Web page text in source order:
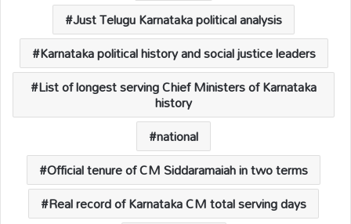
Just Telugu Karnataka political analysis
Karnataka political history and social justice leaders
List of longest serving Chief Ministers of Karnataka
history
national
Official tenure of CM Siddaramaiah in two terms
Real record of Karnataka CM total serving days